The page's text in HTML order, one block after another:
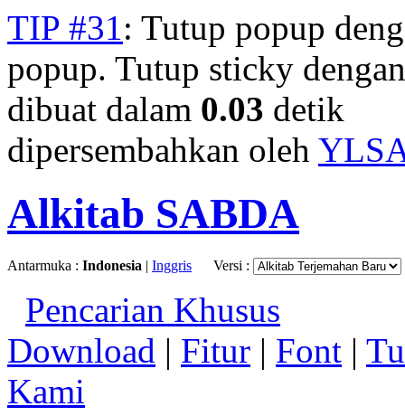
TIP #31: Tutup popup
popup. Tutup sticky
dibuat dalam 0.03 detik
dipersembahkan oleh
Alkitab SABDA
Antarmuka : Indonesia | Inggris Versi :
Pencarian Khusus
Download | Fitur | Font |
Kami